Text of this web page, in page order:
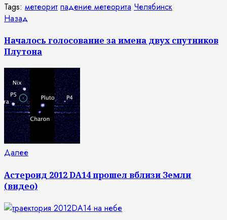
Tags: метеорит падение метеорита Челябинск
Продолжить
чтение
Назад
Началось голосование за имена двух спутников
Плутона
ДалееСледующая
Астероид 2012 DA14 прошел вблизи Земли
(видео)